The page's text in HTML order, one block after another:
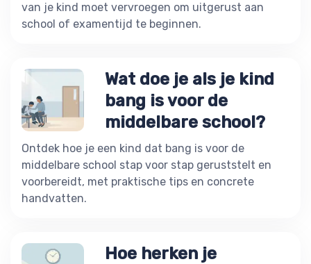
van je kind moet vervroegen om uitgerust aan
school of examentijd te beginnen.
Wat doe je als je kind
bang is voor de
middelbare school?
Ontdek hoe je een kind dat bang is voor de
middelbare school stap voor stap geruststelt en
voorbereidt, met praktische tips en concrete
handvatten.
Hoe herken je